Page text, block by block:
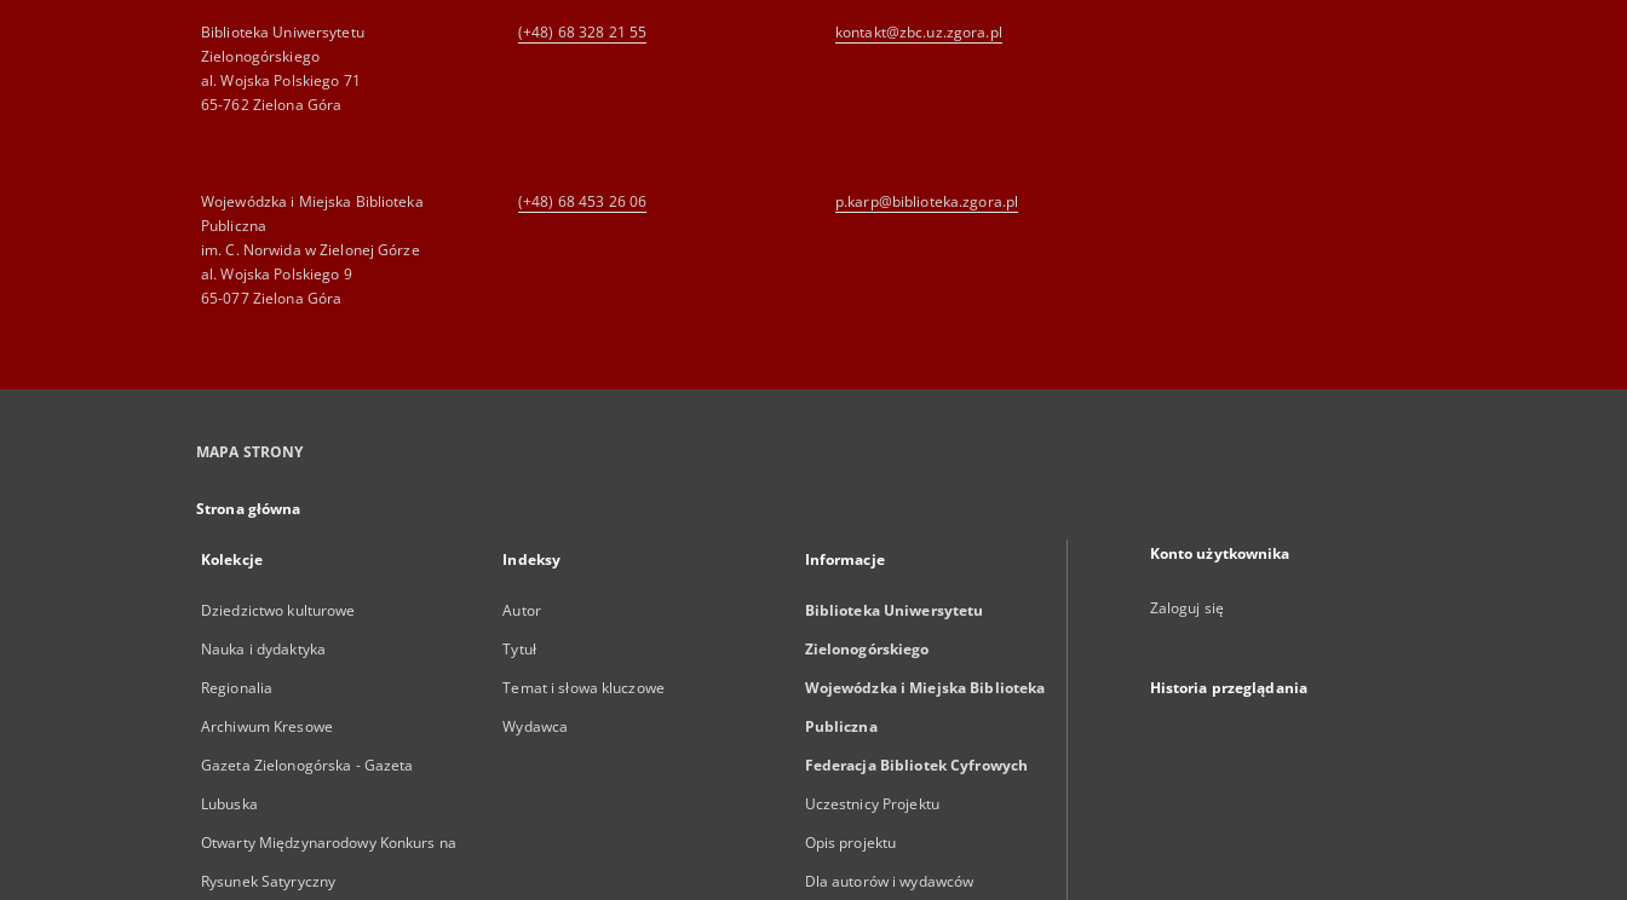
Biblioteka Uniwersytetu
Zielonogórskiego
al. Wojska Polskiego 71
65-762 Zielona Góra
(+48) 68 328 21 55 kontakt@zbc.uz.zgora.pl
Wojewódzka i Miejska Biblioteka
Publiczna
im. C. Norwida w Zielonej Górze
al. Wojska Polskiego 9
65-077 Zielona Góra
(+48) 68 453 26 06 p.karp@biblioteka.zgora.pl
MAPA STRONY
Strona główna
Kolekcje
Dziedzictwo kulturowe
Nauka i dydaktyka
Regionalia
Archiwum Kresowe
Gazeta Zielonogórska - Gazeta
Lubuska
Otwarty Międzynarodowy Konkurs na
Rysunek Satyryczny
Indeksy
Autor
Tytuł
Temat i słowa kluczowe
Wydawca
Informacje
Biblioteka Uniwersytetu
Zielonogórskiego
Wojewódzka i Miejska Biblioteka
Publiczna
Federacja Bibliotek Cyfrowych
Uczestnicy Projektu
Opis projektu
Dla autorów i wydawców
Konto użytkownika
Zaloguj się
Historia przeglądania